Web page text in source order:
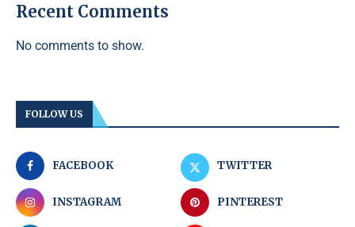
Recent Comments
No comments to show.
FOLLOW US
FACEBOOK TWITTER
INSTAGRAM PINTEREST